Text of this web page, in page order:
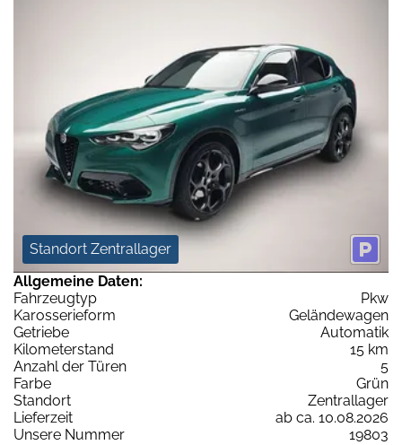
Standort Zentrallager
Allgemeine Daten:
Fahrzeugtyp
Pkw
Karosserieform
Geländewagen
Getriebe
Automatik
Kilometerstand
15 km
Anzahl der Türen
5
Farbe
Grün
Standort
Zentrallager
Lieferzeit
ab ca. 10.08.2026
Unsere Nummer
19803